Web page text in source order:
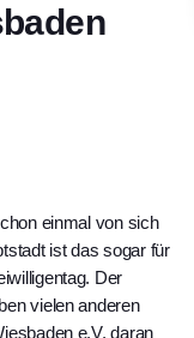
einmal von sich
ist das sogar für
Der
vielen anderen
e.V. daran